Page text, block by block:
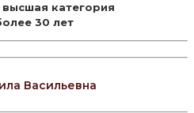
категория
30 лет
Васильевна